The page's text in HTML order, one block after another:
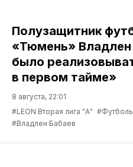
Полузащитник
«Тюмень»
было
в первом тайме»
8 августа, 22:01
#LEON Вторая лига "А"
#Владлен Бабаев